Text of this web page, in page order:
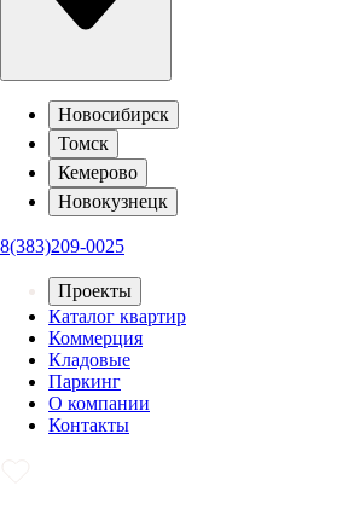
Новосибирск
Томск
Кемерово
Новокузнецк
8(383)209-0025
Проекты
Каталог квартир
Коммерция
Кладовые
Паркинг
О компании
Контакты